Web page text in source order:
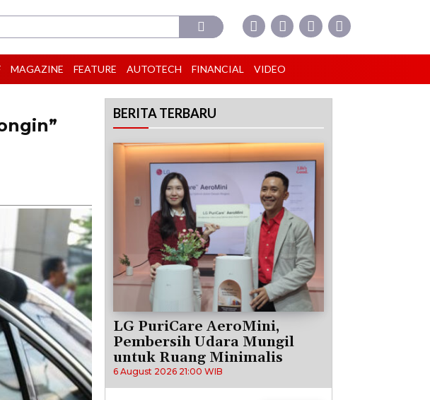
MAGAZINE FEATURE AUTOTECH FINANCIAL VIDEO
BERITA TERBARU
LG PuriCare AeroMini,
Pembersih Udara Mungil
untuk Ruang Minimalis
6 August 2026 21:00 WIB